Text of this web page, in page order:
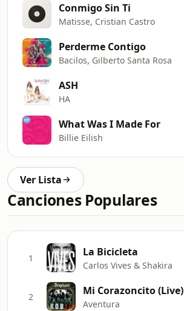
Conmigo Sin Ti
Matisse, Cristian Castro
Perderme Contigo
Bacilos, Gilberto Santa Rosa
ASH
HA
What Was I Made For
Billie Eilish
Ver Lista
Canciones Populares
1 La Bicicleta
Carlos Vives & Shakira
2 Mi Corazoncito (Live)
Aventura